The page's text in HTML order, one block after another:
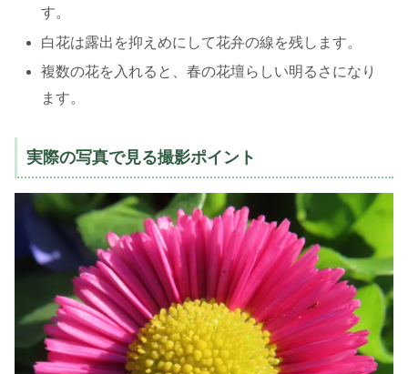
す。
白花は露出を抑えめにして花弁の線を残します。
複数の花を入れると、春の花壇らしい明るさになり
ます。
実際の写真で見る撮影ポイント